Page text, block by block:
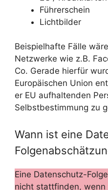
Führerschein
Lichtbilder
Beispielhafte Fälle
Netzwerke wie z.B.
Co. Gerade hierfür
Europäischen Union
er EU aufhaltenden
Selbstbestimmung zu
Wann ist eine
Eine Datenschutz-
nicht stattfinden, wenn